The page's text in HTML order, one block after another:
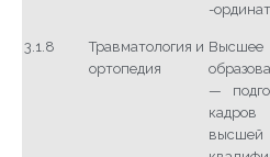
-
3.1.8
Травматология и
ортопедия
Высшее
—
кадров
высшей